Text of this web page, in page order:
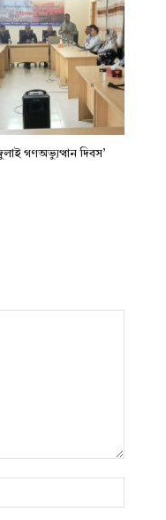
গণঅভ্যুত্থান দিবস’